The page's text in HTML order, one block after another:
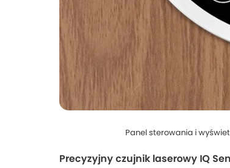
Panel sterowania i
Precyzyjny czujnik laserowy IQ